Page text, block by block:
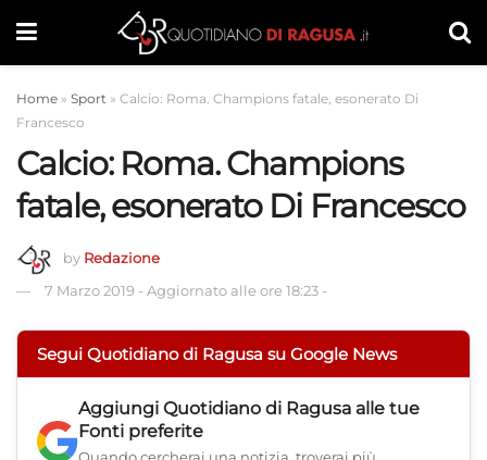
Home » Sport » Calcio: Roma. Champions fatale, esonerato Di
Francesco
Calcio: Roma. Champions
fatale, esonerato Di Francesco
by Redazione
7 Marzo 2019 - Aggiornato alle ore 18:23 -
Segui Quotidiano di Ragusa su Google News
Aggiungi Quotidiano di Ragusa alle tue
Fonti preferite